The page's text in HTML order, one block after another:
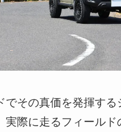
でその真価を発揮する
実際に走るフィールド